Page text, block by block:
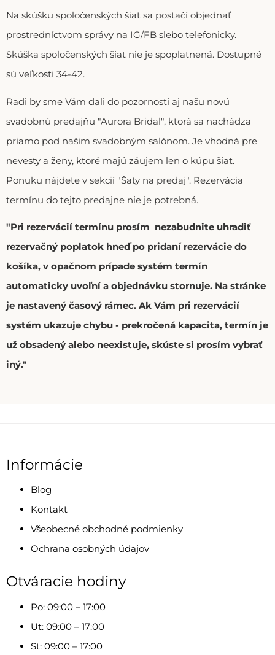
Na skúšku spoločenských šiat sa postačí objednať
prostredníctvom správy na IG/FB slebo telefonicky.
Skúška spoločenských šiat nie je spoplatnená. Dostupné
sú veľkosti 34-42.
Radi by sme Vám dali do pozornosti aj našu novú
svadobnú predajňu "Aurora Bridal", ktorá sa nachádza
priamo pod našim svadobným salónom. Je vhodná pre
nevesty a ženy, ktoré majú záujem len o kúpu šiat.
Ponuku nájdete v sekcií "Šaty na predaj". Rezervácia
termínu do tejto predajne nie je potrebná.
"Pri rezervácií termínu prosím nezabudnite uhradiť
rezervačný poplatok hneď po pridaní rezervácie do
košíka, v opačnom prípade systém termín
automaticky uvoľní a objednávku stornuje. Na stránke
je nastavený časový rámec. Ak Vám pri rezervácií
systém ukazuje chybu - prekročená kapacita, termín je
už obsadený alebo neexistuje, skúste si prosím vybrať
iný."
Informácie
Blog
Kontakt
Všeobecné obchodné podmienky
Ochrana osobných údajov
Otváracie hodiny
Po: 09:00 – 17:00
Ut: 09:00 – 17:00
St: 09:00 – 17:00